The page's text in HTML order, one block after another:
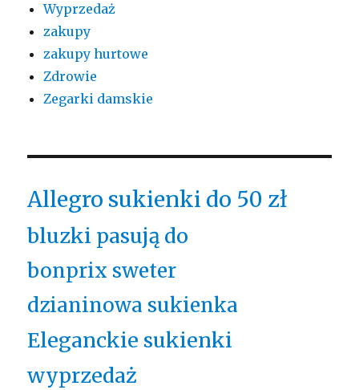
Wyprzedaż
zakupy
zakupy hurtowe
Zdrowie
Zegarki damskie
Allegro sukienki do 50 zł
bluzki pasują do
bonprix sweter
dzianinowa sukienka
Eleganckie sukienki
wyprzedaż